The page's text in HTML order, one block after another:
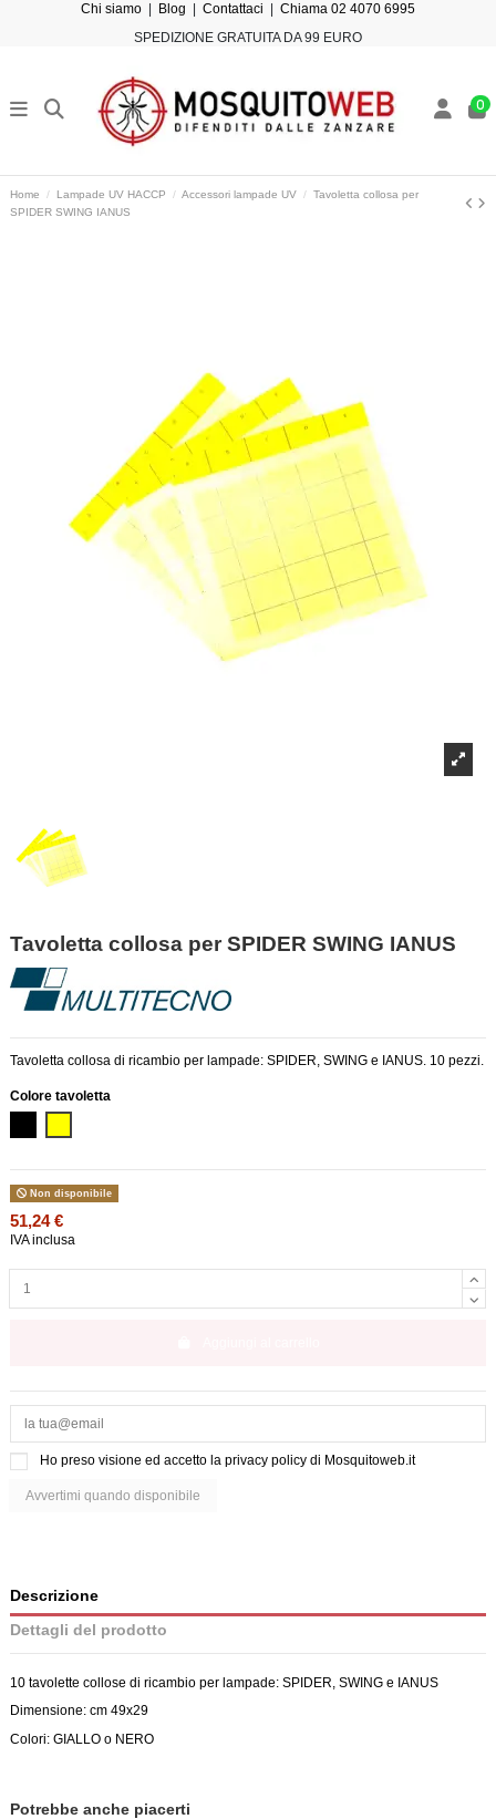
Chi siamo Blog Contattaci
Chiama 02 4070 6995
SPEDIZIONE GRATUITA DA 99 EURO
0
Home Lampade UV HACCP Accessori lampade UV
Tavoletta collosa per
SPIDER SWING IANUS
Tavoletta collosa per SPIDER SWING IANUS
Tavoletta collosa di ricambio per lampade: SPIDER, SWING e IANUS. 10 pezzi.
Colore tavoletta
Non disponibile
51,24 €
IVA inclusa
Ho preso visione ed accetto la privacy policy di Mosquitoweb.it
Descrizione
Dettagli del prodotto
10 tavolette collose di ricambio per lampade: SPIDER, SWING e IANUS
Dimensione: cm 49x29
Colori: GIALLO o NERO
Potrebbe anche piacerti